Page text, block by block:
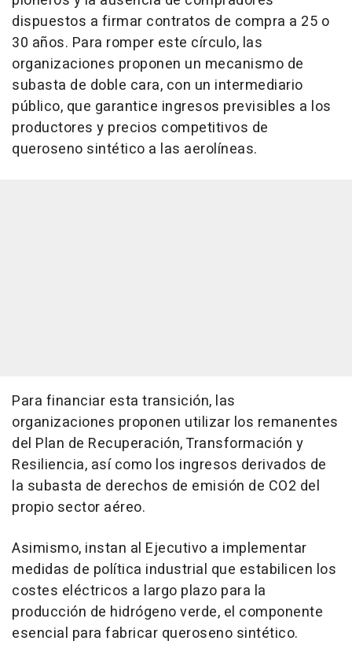
dispuestos a firmar contratos de compra a 25 o
30 años. Para romper este círculo, las
organizaciones proponen un mecanismo de
subasta de doble cara, con un intermediario
público, que garantice ingresos previsibles a los
productores y precios competitivos de
queroseno sintético a las aerolíneas.
Para financiar esta transición, las
organizaciones proponen utilizar los remanentes
del Plan de Recuperación, Transformación y
Resiliencia, así como los ingresos derivados de
la subasta de derechos de emisión de CO2 del
propio sector aéreo.
Asimismo, instan al Ejecutivo a implementar
medidas de política industrial que estabilicen los
costes eléctricos a largo plazo para la
producción de hidrógeno verde, el componente
esencial para fabricar queroseno sintético.